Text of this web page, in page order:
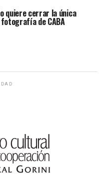
quiere cerrar la única
de CABA